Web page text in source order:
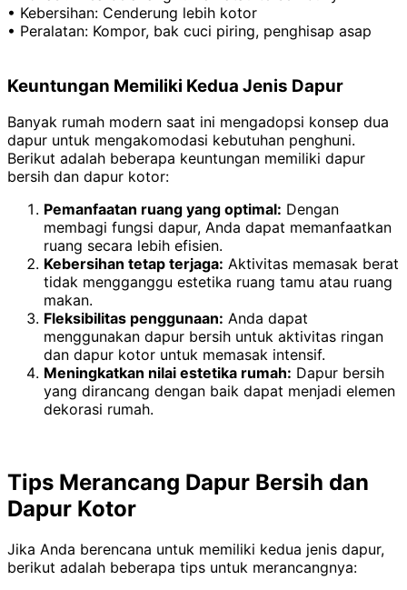
• Kebersihan: Cenderung lebih kotor
• Peralatan: Kompor, bak cuci piring, penghisap asap
Keuntungan Memiliki Kedua Jenis Dapur
Banyak rumah modern saat ini mengadopsi konsep dua
dapur untuk mengakomodasi kebutuhan penghuni.
Berikut adalah beberapa keuntungan memiliki dapur
bersih dan dapur kotor:
Pemanfaatan ruang yang optimal: Dengan
membagi fungsi dapur, Anda dapat memanfaatkan
ruang secara lebih efisien.
Kebersihan tetap terjaga: Aktivitas memasak berat
tidak mengganggu estetika ruang tamu atau ruang
makan.
Fleksibilitas penggunaan: Anda dapat
menggunakan dapur bersih untuk aktivitas ringan
dan dapur kotor untuk memasak intensif.
Meningkatkan nilai estetika rumah: Dapur bersih
yang dirancang dengan baik dapat menjadi elemen
dekorasi rumah.
Tips Merancang Dapur Bersih dan
Dapur Kotor
Jika Anda berencana untuk memiliki kedua jenis dapur,
berikut adalah beberapa tips untuk merancangnya: